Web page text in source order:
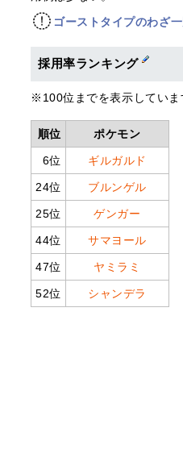
ゴーストタイプのわざ
採用率ランキング
※100位までを表示していま
順位 ポケモン
6位 ギルガルド
24位 ブルンゲル
25位 ゲンガー
44位 サマヨール
47位 ヤミラミ
52位 シャンデラ